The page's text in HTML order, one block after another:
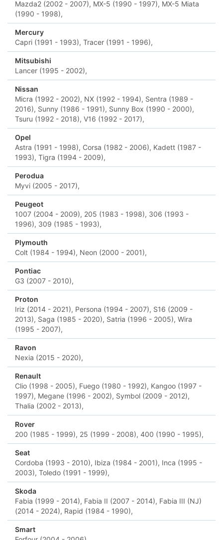
Mazda2 (2002 - 2007), MX-5 (1990 - 1997), MX-5 Miata
(1990 - 1998),
Mercury
Capri (1991 - 1993), Tracer (1991 - 1996),
Mitsubishi
Lancer (1995 - 2002),
Nissan
Micra (1992 - 2002), NX (1992 - 1994), Sentra (1989 -
2016), Sunny (1986 - 1991), Sunny Box (1990 - 2000),
Tsuru (1992 - 2018), V16 (1992 - 2017),
Opel
Astra (1991 - 1998), Corsa (1982 - 2006), Kadett (1987 -
1993), Tigra (1994 - 2009),
Perodua
Myvi (2005 - 2017),
Peugeot
1007 (2004 - 2009), 205 (1983 - 1998), 306 (1993 -
1996), 309 (1985 - 1993),
Plymouth
Colt (1984 - 1994), Neon (2000 - 2001),
Pontiac
G3 (2007 - 2010),
Proton
Iriz (2014 - 2021), Persona (1994 - 2007), S16 (2009 -
2013), Saga (1985 - 2020), Satria (1996 - 2005), Wira
(1995 - 2007),
Ravon
Nexia (2015 - 2020),
Renault
Clio (1998 - 2005), Fuego (1980 - 1992), Kangoo (1997 -
1997), Megane (1996 - 2002), Symbol (2009 - 2012),
Thalia (2002 - 2013),
Rover
200 (1985 - 1999), 25 (1999 - 2008), 400 (1990 - 1995),
Seat
Cordoba (1993 - 2010), Ibiza (1984 - 2001), Inca (1995 -
2003), Toledo (1991 - 1999),
Skoda
Fabia (1999 - 2014), Fabia II (2007 - 2014), Fabia III (NJ)
(2014 - 2024), Rapid (1984 - 1990),
Smart